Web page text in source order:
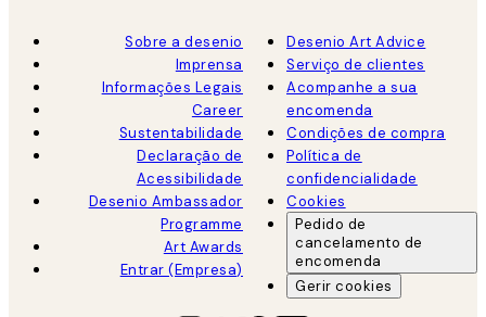
Sobre a desenio
Imprensa
Informações Legais
Career
Sustentabilidade
Declaração de
Acessibilidade
Desenio Ambassador
Programme
Art Awards
Entrar (Empresa)
Desenio Art Advice
Serviço de clientes
Acompanhe a sua
encomenda
Condições de compra
Política de
confidencialidade
Cookies
Pedido de
cancelamento de
encomenda
Gerir cookies